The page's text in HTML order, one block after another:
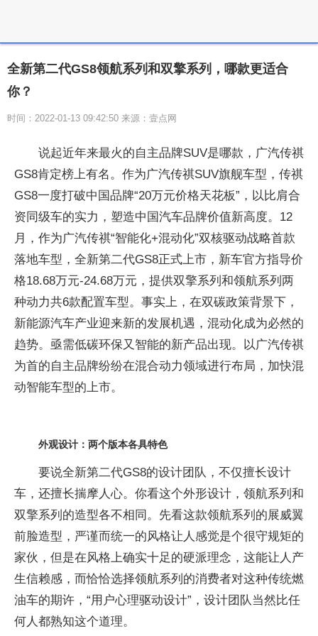
全新第二代GS8领航系列和双擎系列，哪款更适合
你？
时间：2022-01-13 09:42:50 来源：壹点网
说起近年来最火的自主品牌SUV是哪款，广汽传祺
GS8肯定榜上有名。作为广汽传祺SUV旗舰车型，传祺
GS8一度打破中国品牌“20万元价格天花板”，以比肩合
资同级车的实力，塑造中国汽车品牌价值新高度。12
月，作为广汽传祺“智能化+混动化”双核驱动战略首款
落地车型，全新第二代GS8正式上市，新车官方指导价
格18.68万元-24.68万元，提供双擎系列和领航系列两
种动力共6款配置车型。事实上，在双碳政策背景下，
新能源汽车产业迎来新的发展机遇，混动化成为必然的
趋势。亟需低碳环保又智能的新产品出现。以广汽传祺
为首的自主品牌纷纷在混合动力领域进行布局，加快混
动智能车型的上市。
外观设计：两个版本各具特色
要说全新第二代GS8的设计团队，不仅擅长设计
车，还擅长揣摩人心。你看这个外形设计，领航系列和
双擎系列的造型各不相同。先看这款领航系列的展威翼
前脸造型，严谨而统一的风格让人感觉是个很守规矩的
家伙，但是在风格上确实十足的硬派理念，这能让人产
生信赖感，而恰恰选择领航系列的消费者对这种传统燃
油车的期许，“用户心理驱动设计”，设计团队当然比任
何人都熟知这个道理。